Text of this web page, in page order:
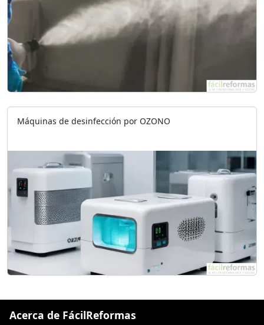
Máquinas de desinfección por OZONO
Acerca de FácilReformas